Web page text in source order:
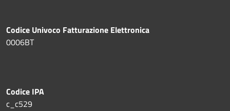
Codice Univoco Fatturazione Elettronica
0006BT
Codice IPA
c_c529